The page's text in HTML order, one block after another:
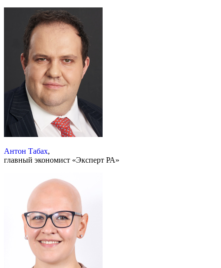
Антон Табах,
главный экономист «Эксперт РА»